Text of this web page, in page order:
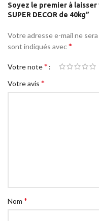
Soyez le premier à laisser
SUPER DECOR de 40kg”
Votre adresse e-mail ne
sont indiqués avec*
Votre note*
Votre avis*
Nom*